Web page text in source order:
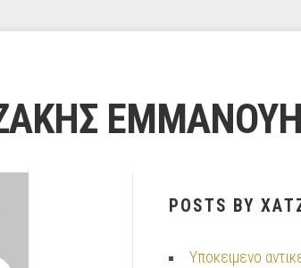
POSTS BY
Υποκειμενο